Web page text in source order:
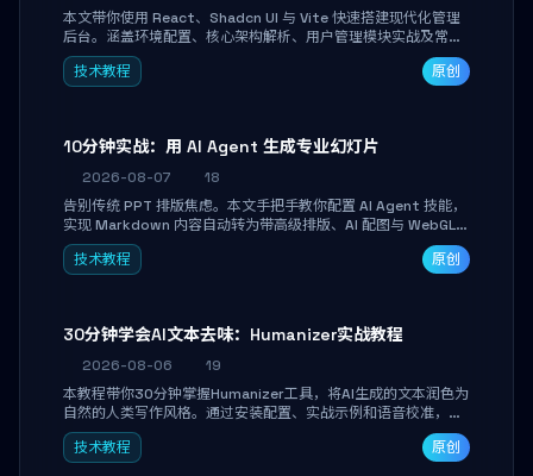
本文带你使用 React、Shadcn UI 与 Vite 快速搭建现代化管理
后台。涵盖环境配置、核心架构解析、用户管理模块实战及常见
踩坑指南。学完即可独立完成仪表盘搭建、组件拼装与主题定
制，满足企业级开发需求。
技术教程 原创
10分钟实战：用 AI Agent 生成专业幻灯片
2026-08-07
18
告别传统 PPT 排版焦虑。本文手把手教你配置 AI Agent 技能，
实现 Markdown 内容自动转为带高级排版、AI 配图与 WebGL
运行时的 HTML 幻灯片。只需专注内容，10 分钟即可产出可投
屏的专业级演示文稿。
技术教程 原创
30分钟学会AI文本去味：Humanizer实战教程
2026-08-06
19
本教程带你30分钟掌握Humanizer工具，将AI生成的文本润色为
自然的人类写作风格。通过安装配置、实战示例和语音校准，让
你的内容告别AI痕迹，匹配个人写作习惯，适合内容创作者和技
术博主。
技术教程 原创